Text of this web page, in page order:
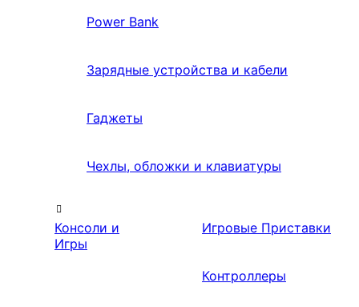
Power Bank
Зарядные устройства и кабели
Гаджеты
Чехлы, обложки и клавиатуры
Консоли и
Игры
Игровые Приставки
Контроллеры